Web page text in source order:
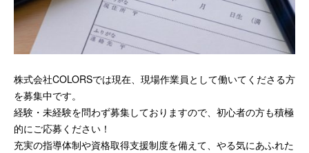
株式会社COLORSでは現在、現場作業員として働いてくださる方
を募集中です。
経験・未経験を問わず募集しておりますので、初心者の方も積極
的にご応募ください！
充実の指導体制や資格取得支援制度を備えて、やる気にあふれた